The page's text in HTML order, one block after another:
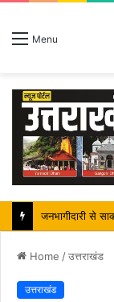
Menu
पर्यटन मंत्री ने
Home /उत्तराखंड
उत्तराखंड